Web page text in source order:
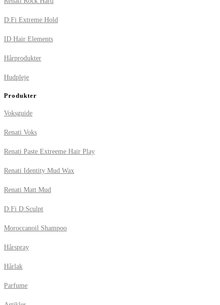
D:Fi Extreme Hold
ID Hair Elements
Hårprodukter
Hudpleje
Produkter
Voksguide
Renati Voks
Renati Paste Extreeme Hair Play
Renati Identity Mud Wax
Renati Matt Mud
D:Fi D:Sculpt
Moroccanoil Shampoo
Hårspray
Hårlak
Parfume